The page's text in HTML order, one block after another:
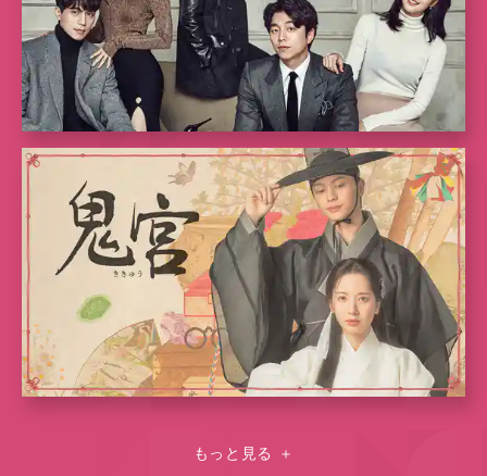
もっと見る ＋